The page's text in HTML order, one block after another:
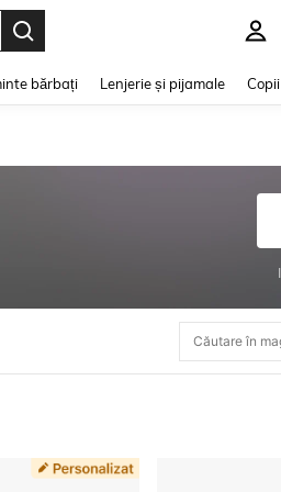
bărbați Lenjerie și pijamale Copii